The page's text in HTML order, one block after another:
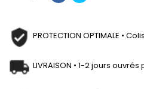
PROTECTION OPTIMALE •
LIVRAISON • 1-2 jours